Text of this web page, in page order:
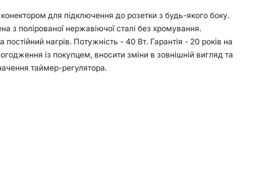
для підключення до розетки з будь-якого боку.
з полірованої нержавіючої сталі без хромування.
нагрів. Потужність - 40 Вт. Гарантія - 20 років на
із покупцем, вносити зміни в зовнішній вигляд та
таймер-регулятора.